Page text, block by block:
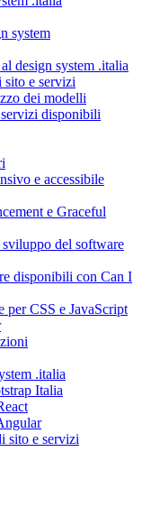
system
design system .italia
sito e servizi
dei modelli
disponibili
e accessibile
e Graceful
del software
disponibili con Can I
per CSS e JavaScript
.italia
Italia
sito e servizi